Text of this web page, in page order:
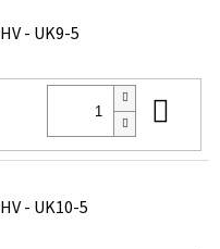
- UK9-5
- UK10-5